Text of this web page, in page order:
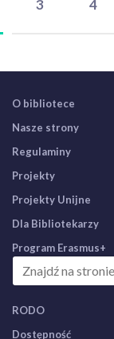
3 4
O bibliotece
Nasze strony
Regulaminy
Projekty
Projekty Unijne
Dla Bibliotekarzy
Program Erasmus+
RODO
Dostępność